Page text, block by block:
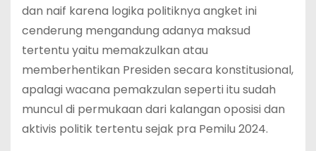
dan naif karena logika politiknya angket ini
cenderung mengandung adanya maksud
tertentu yaitu memakzulkan atau
memberhentikan Presiden secara konstitusional,
apalagi wacana pemakzulan seperti itu sudah
muncul di permukaan dari kalangan oposisi dan
aktivis politik tertentu sejak pra Pemilu 2024.